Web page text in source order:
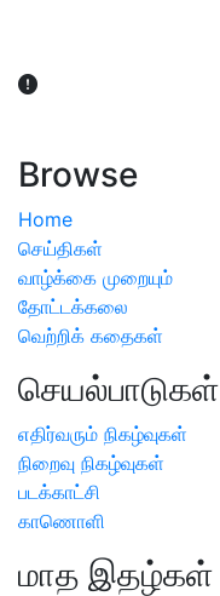
Browse
Home
செய்திகள்
வாழ்க்கை முறையும்
தோட்டக்கலை
வெற்றிக் கதைகள்
செயல்பாடுகள்
எதிர்வரும் நிகழ்வுகள்
நிறைவு நிகழ்வுகள்
படக்காட்சி
காணொளி
மாத இதழ்கள்